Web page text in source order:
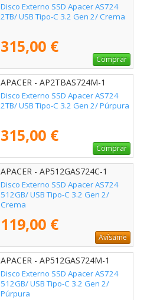
Disco Externo SSD Apacer AS724
2TB/ USB Tipo-C 3.2 Gen 2/ Crema
315,00 €
Comprar
APACER - AP2TBAS724M-1
Disco Externo SSD Apacer AS724
2TB/ USB Tipo-C 3.2 Gen 2/ Púrpura
315,00 €
Comprar
APACER - AP512GAS724C-1
Disco Externo SSD Apacer AS724
512GB/ USB Tipo-C 3.2 Gen 2/
Crema
119,00 €
Avísame
APACER - AP512GAS724M-1
Disco Externo SSD Apacer AS724
512GB/ USB Tipo-C 3.2 Gen 2/
Púrpura